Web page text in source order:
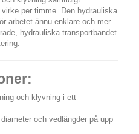
per timme. Den hydrauliska
arbetet ännu enklare och mer
hydrauliska transportbandet
och klyvning i ett
och vedlängder på upp